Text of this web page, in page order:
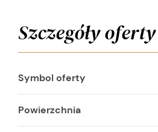
Szczegóły oferty
Symbol oferty
Powierzchnia